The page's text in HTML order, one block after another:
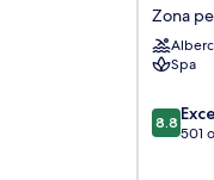
-
Adult
SPA
Hotel
de
Zona
Spa
8.8
de
8.8
501